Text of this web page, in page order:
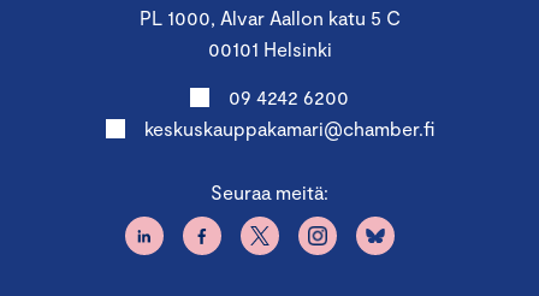
PL 1000, Alvar Aallon katu 5 C
00101 Helsinki
09 4242 6200
keskuskauppakamari@chamber.fi
Seuraa meitä: